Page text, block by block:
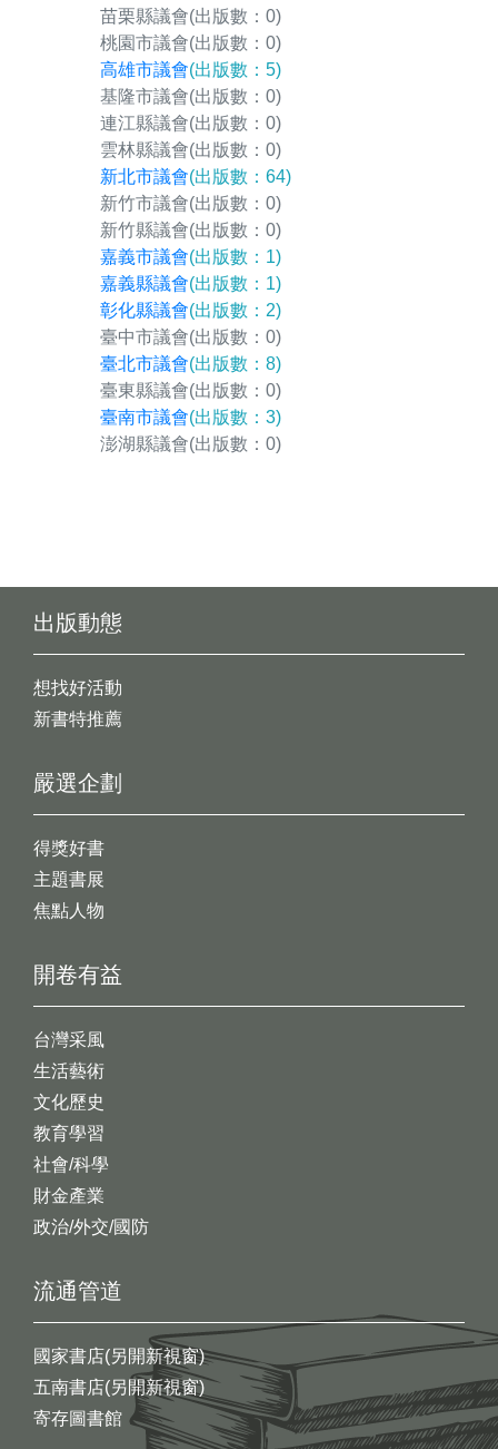
苗栗縣議會(出版數：0)
桃園市議會(出版數：0)
高雄市議會(出版數：5)
基隆市議會(出版數：0)
連江縣議會(出版數：0)
雲林縣議會(出版數：0)
新北市議會(出版數：64)
新竹市議會(出版數：0)
新竹縣議會(出版數：0)
嘉義市議會(出版數：1)
嘉義縣議會(出版數：1)
彰化縣議會(出版數：2)
臺中市議會(出版數：0)
臺北市議會(出版數：8)
臺東縣議會(出版數：0)
臺南市議會(出版數：3)
澎湖縣議會(出版數：0)
出版動態
想找好活動
新書特推薦
開卷有益
台灣采風
生活藝術
文化歷史
教育學習
社會/科學
財金產業
政治/外交/國防
嚴選企劃
得獎好書
主題書展
焦點人物
流通管道
國家書店(另開新視窗)
五南書店(另開新視窗)
寄存圖書館